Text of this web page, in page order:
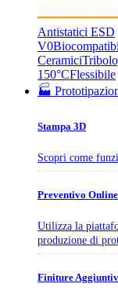
Antistatici ESD
V0
Ceramici
150°CFlessibile
🏭
Stampa 3D
Scopri come
Preventivo Online
Utilizza la
produzione di
Finiture